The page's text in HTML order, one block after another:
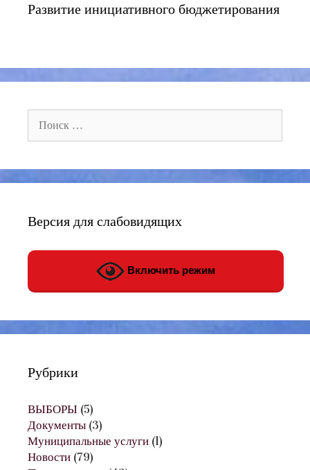
Развитие инициативного бюджетирования
Поиск:
Версия для слабовидящих
Включить режим
Рубрики
ВЫБОРЫ (5)
Документы (3)
Муниципальные услуги (1)
Новости (79)